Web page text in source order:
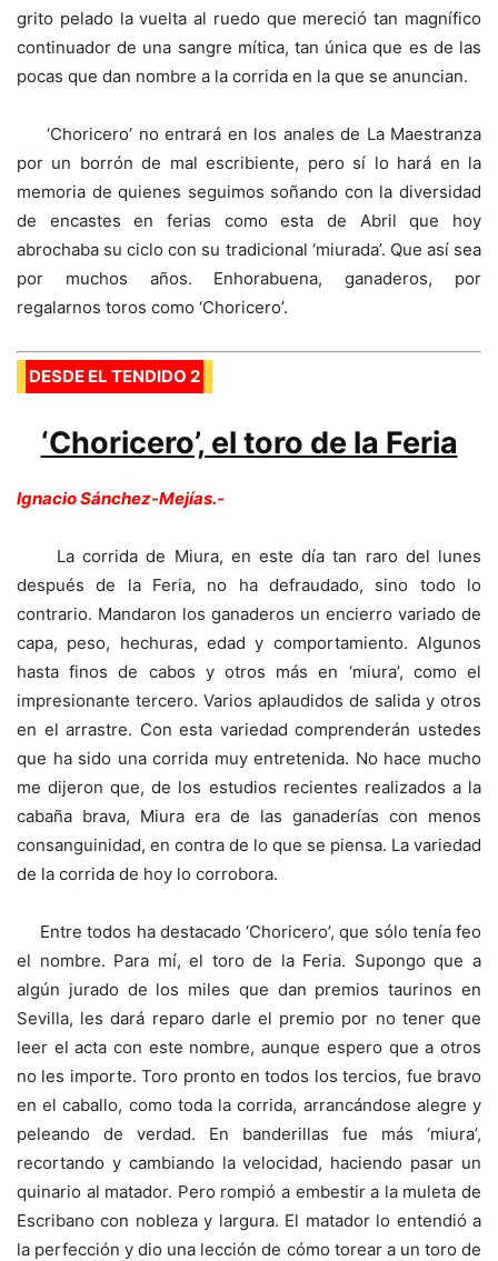
grito pelado la vuelta al ruedo que mereció tan magnífico
continuador de una sangre mítica, tan única que es de las
pocas que dan nombre a la corrida en la que se anuncian.
‘Choricero’ no entrará en los anales de La Maestranza
por un borrón de mal escribiente, pero sí lo hará en la
memoria de quienes seguimos soñando con la diversidad
de encastes en ferias como esta de Abril que hoy
abrochaba su ciclo con su tradicional ‘miurada’. Que así sea
por muchos años. Enhorabuena, ganaderos, por
regalarnos toros como ‘Choricero’.
DESDE EL TENDIDO 2
‘Choricero’, el toro de la Feria
Ignacio Sánchez-Mejías.-
La corrida de Miura, en este día tan raro del lunes
después de la Feria, no ha defraudado, sino todo lo
contrario. Mandaron los ganaderos un encierro variado de
capa, peso, hechuras, edad y comportamiento. Algunos
hasta finos de cabos y otros más en ‘miura’, como el
impresionante tercero. Varios aplaudidos de salida y otros
en el arrastre. Con esta variedad comprenderán ustedes
que ha sido una corrida muy entretenida. No hace mucho
me dijeron que, de los estudios recientes realizados a la
cabaña brava, Miura era de las ganaderías con menos
consanguinidad, en contra de lo que se piensa. La variedad
de la corrida de hoy lo corrobora.
Entre todos ha destacado ‘Choricero’, que sólo tenía feo
el nombre. Para mí, el toro de la Feria. Supongo que a
algún jurado de los miles que dan premios taurinos en
Sevilla, les dará reparo darle el premio por no tener que
leer el acta con este nombre, aunque espero que a otros
no les importe. Toro pronto en todos los tercios, fue bravo
en el caballo, como toda la corrida, arrancándose alegre y
peleando de verdad. En banderillas fue más ‘miura’,
recortando y cambiando la velocidad, haciendo pasar un
quinario al matador. Pero rompió a embestir a la muleta de
Escribano con nobleza y largura. El matador lo entendió a
la perfección y dio una lección de cómo torear a un toro de